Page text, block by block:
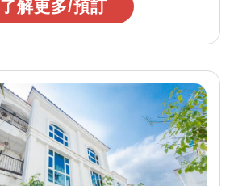
了解更多/預訂